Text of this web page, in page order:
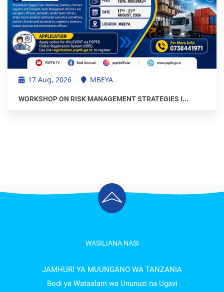
17 Aug, 2026 MBEYA
WORKSHOP ON RISK MANAGEMENT STRATEGIES I...
WASILIANA NASI
JAMHURI YA MUUNGANO WA TANZANIA
Bodi ya Wataalam wa Ununuzi na Ugavi